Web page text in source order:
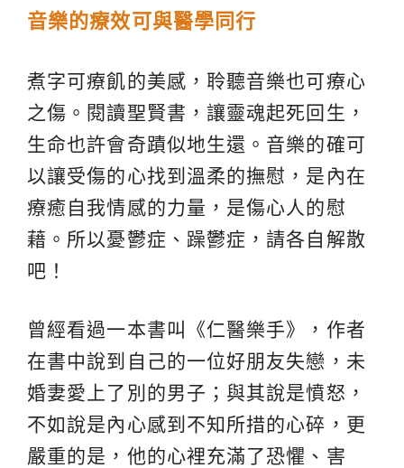
音樂的療效可與醫學同行
煮字可療飢的美感，聆聽音樂也可療心
之傷。閱讀聖賢書，讓靈魂起死回生，
生命也許會奇蹟似地生還。音樂的確可
以讓受傷的心找到溫柔的撫慰，是內在
療癒自我情感的力量，是傷心人的慰
藉。所以憂鬱症、躁鬱症，請各自解散
吧！
曾經看過一本書叫《仁醫樂手》，作者
在書中說到自己的一位好朋友失戀，未
婚妻愛上了別的男子；與其說是憤怒，
不如說是內心感到不知所措的心碎，更
嚴重的是，他的心裡充滿了恐懼、害